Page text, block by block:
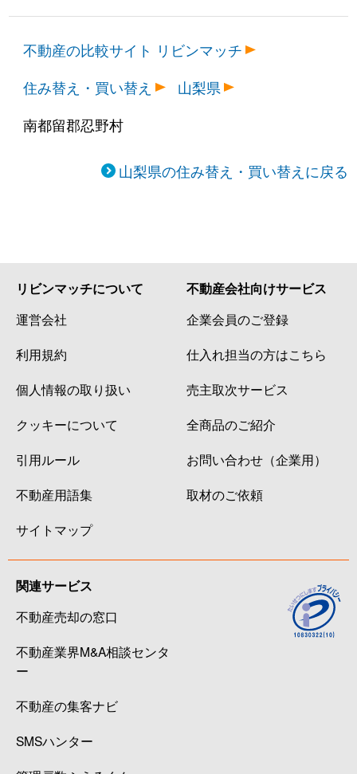
不動産の比較サイト リビンマッチ
住み替え・買い替え
山梨県
南都留郡忍野村
山梨県の住み替え・買い替えに戻る
リビンマッチについて
運営会社
利用規約
個人情報の取り扱い
クッキーについて
引用ルール
不動産用語集
サイトマップ
不動産会社向けサービス
企業会員のご登録
仕入れ担当の方はこちら
売主取次サービス
全商品のご紹介
お問い合わせ（企業用）
取材のご依頼
関連サービス
不動産売却の窓口
不動産業界M&A相談センタ
ー
不動産の集客ナビ
SMSハンター